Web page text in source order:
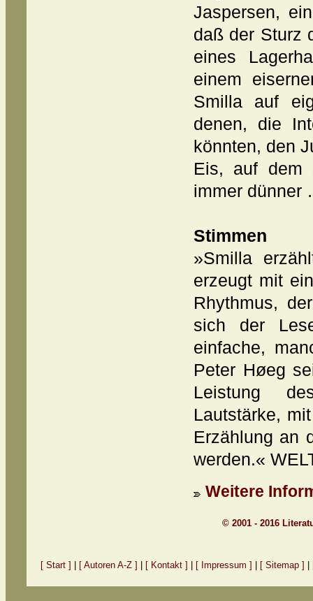
Jaspersen,
daß der Sturz
eines
einem
Smilla auf
denen, die
könnten, den
Eis, auf dem
immer dünner
Stimmen
»Smilla
erzeugt mit
Rhythmus,
sich der
einfache,
Peter Høeg
Leistung
Lautstärke,
Erzählung an
werden.«
Weitere
© 2001 - 2016
[ Start ] [ Autoren A-Z ] [ Kontakt ] [ Impressum ] [ Sitemap ]